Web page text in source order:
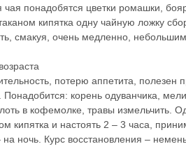
понадобятся цветки ромашки,
кипятка одну чайную ложку
смакуя, очень медленно,
потерю аппетита, полезен
корень одуванчика,
в кофемолке, травы измельчить.
кипятка и настоять 2 – 3 часа,
на ночь. Курс восстановления –